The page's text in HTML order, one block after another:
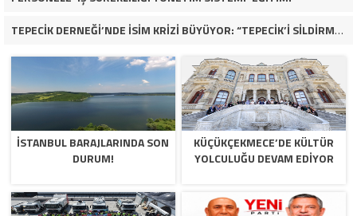
TEPECİK DERNEĞİ’NDE İSİM KRİZİ BÜYÜYOR: “TEPECİK’İ SİLDİRMEYECEĞİZ”
İSTANBUL BARAJLARINDA SON
DURUM!
KÜÇÜKÇEKMECE’DE KÜLTÜR
YOLCULUĞU DEVAM EDİYOR